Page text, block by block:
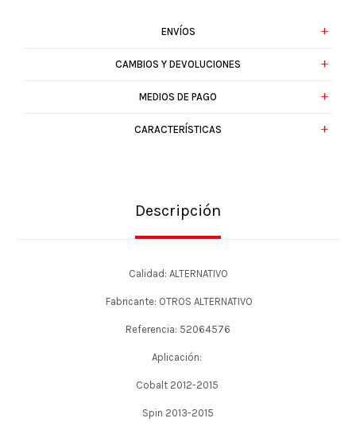
ENVÍOS
CAMBIOS Y DEVOLUCIONES
MEDIOS DE PAGO
CARACTERÍSTICAS
Descripción
Calidad: ALTERNATIVO
Fabricante: OTROS ALTERNATIVO
Referencia: 52064576
Aplicación:
Cobalt 2012-2015
Spin 2013-2015